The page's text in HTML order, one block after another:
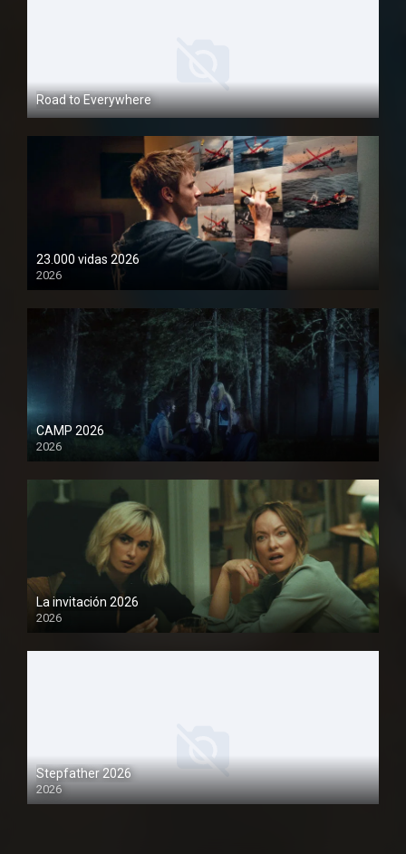
Road to Everywhere
1080P
23.000 vidas 2026
2026
1080P
CAMP 2026
2026
1080P
La invitación 2026
2026
1080P
Stepfather 2026
2026
1080P